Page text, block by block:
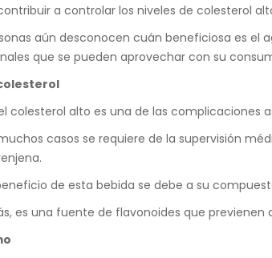
a controlar los niveles de colesterol
aún desconocen cuán beneficiosa es el
que se pueden aprovechar con su
colesterol alto es una de las
casos se requiere de la supervisión
de esta bebida se debe a su
es una fuente de flavonoides que